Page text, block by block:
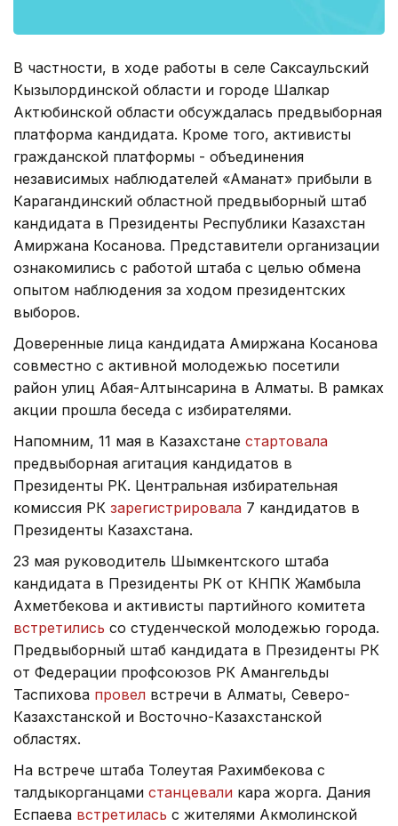
В частности, в ходе работы в селе Саксаульский
Кызылординской области и городе Шалкар
Актюбинской области обсуждалась предвыборная
платформа кандидата. Кроме того, активисты
гражданской платформы - объединения
независимых наблюдателей «Аманат» прибыли в
Карагандинский областной предвыборный штаб
кандидата в Президенты Республики Казахстан
Амиржана Косанова. Представители организации
ознакомились с работой штаба с целью обмена
опытом наблюдения за ходом президентских
выборов.
Доверенные лица кандидата Амиржана Косанова
совместно с активной молодежью посетили
район улиц Абая-Алтынсарина в Алматы. В рамках
акции прошла беседа с избирателями.
Напомним, 11 мая в Казахстане стартовала
предвыборная агитация кандидатов в
Президенты РК. Центральная избирательная
комиссия РК зарегистрировала 7 кандидатов в
Президенты Казахстана.
23 мая руководитель Шымкентского штаба
кандидата в Президенты РК от КНПК Жамбыла
Ахметбекова и активисты партийного комитета
встретились со студенческой молодежью города.
Предвыборный штаб кандидата в Президенты РК
от Федерации профсоюзов РК Амангельды
Таспиxова провел встречи в Алматы, Северо-
Казахстанской и Восточно-Казахстанской
областях.
На встрече штаба Толеутая Рахимбекова с
талдыкорганцами станцевали кара жорга. Дания
Еспаева встретилась с жителями Акмолинской